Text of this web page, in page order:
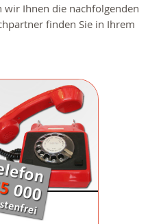
wir Ihnen die nachfolgenden
finden Sie in Ihrem